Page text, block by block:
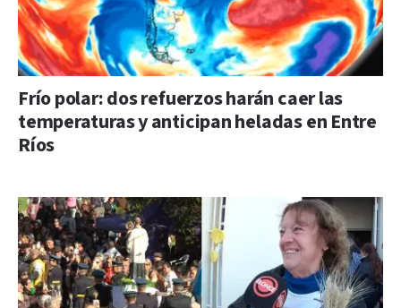
Frío polar: dos refuerzos harán caer las
temperaturas y anticipan heladas en Entre
Ríos